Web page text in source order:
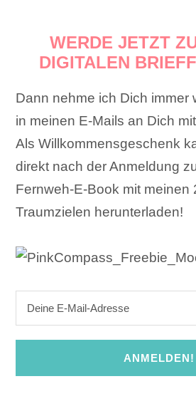
WERDE JETZT
DIGITALEN
Dann nehme ich Dich immer
in meinen E-Mails an Dich
Als Willkommensgeschenk
direkt nach der Anmeldung
Fernweh-E-Book mit meinen
Traumzielen herunterladen!
ANMELDEN!